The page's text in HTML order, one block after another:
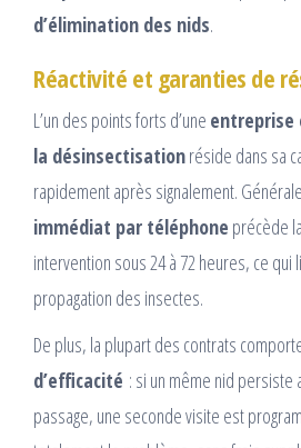
d’élimination des nids.
Réactivité et garanties de
L’un des points forts d’une entreprise
la désinsectisationréside dans sa
rapidement après signalement.
immédiat par téléphone précède
intervention sous 24 à 72 heures, ce
propagation des insectes.
De plus, la plupart des contrats
d’efficacité : si un même nid
passage, une seconde visite est